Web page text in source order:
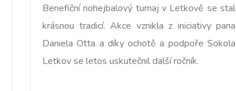
Benefiční nohejbalový turnaj v Letkově se stal
krásnou tradicí. Akce vznikla z iniciativy pana
Daniela Otta a díky ochotě a podpoře Sokola
Letkov se letos uskutečnil další ročník.